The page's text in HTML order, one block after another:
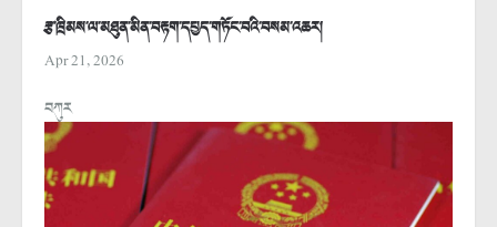
རྩ་ཁྲིམས་ལ་མཐུན་མིན་བརྟག་དཔྱད་གཏོང་བའི་བསམ་འཆར།
Apr 21, 2026
བཀུར